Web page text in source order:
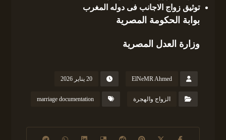
توثيق زواج الاجانب فى دوله المغرب
بوابة الحكومة المصرية
وزارة العدل المصرية
ElNeMR Ahmed 20 يناير 2026
الزواج والهجرة marriage documentation